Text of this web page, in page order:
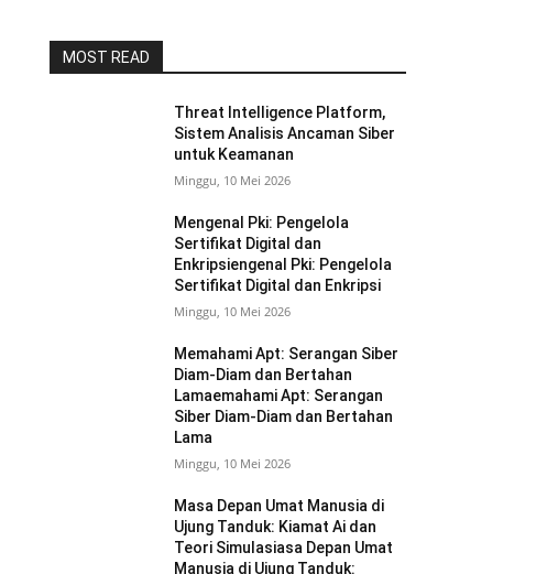
MOST READ
Threat Intelligence Platform,
Sistem Analisis Ancaman Siber
untuk Keamanan
Minggu, 10 Mei 2026
Mengenal Pki: Pengelola
Sertifikat Digital dan
Enkripsiengenal Pki: Pengelola
Sertifikat Digital dan Enkripsi
Minggu, 10 Mei 2026
Memahami Apt: Serangan Siber
Diam-Diam dan Bertahan
Lamaemahami Apt: Serangan
Siber Diam-Diam dan Bertahan
Lama
Minggu, 10 Mei 2026
Masa Depan Umat Manusia di
Ujung Tanduk: Kiamat Ai dan
Teori Simulasiasa Depan Umat
Manusia di Ujung Tanduk: